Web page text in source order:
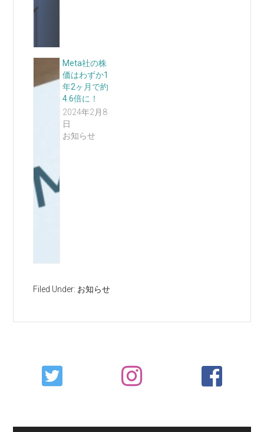
Meta社の株
価はわずか1
年2ヶ月で約
4.6倍に！
2024年2月8
日
お知らせ
Filed Under: お知らせ
Primary
Sidebar